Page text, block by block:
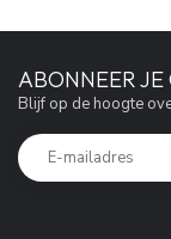
ABONNEER JE
Blijf op de hoogte